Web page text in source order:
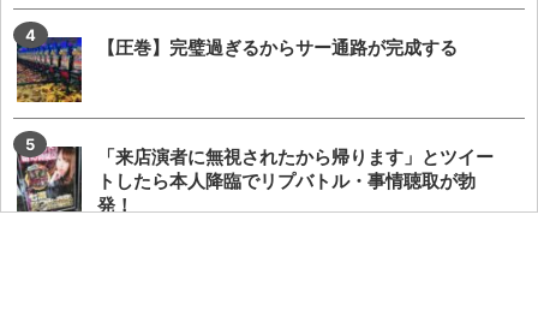
【圧巻】完璧過ぎるからサー通路が完成する
「来店演者に無視されたから帰ります」とツイー
トしたら本人降臨でリプバトル・事情聴取が勃
発！